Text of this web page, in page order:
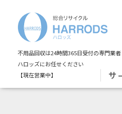
不用品回収は24時間365日受付の専門業者
ハロッズにお任せください
【現在営業中】
サ